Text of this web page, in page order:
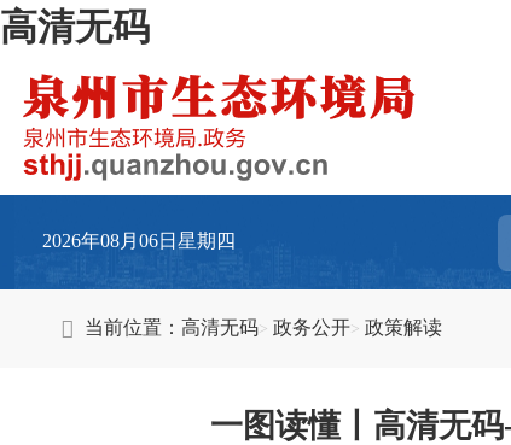
高清无码
2026年08月06日星期四
当前位置：高清无码 政务公开 政策解读
一图读懂丨高清无